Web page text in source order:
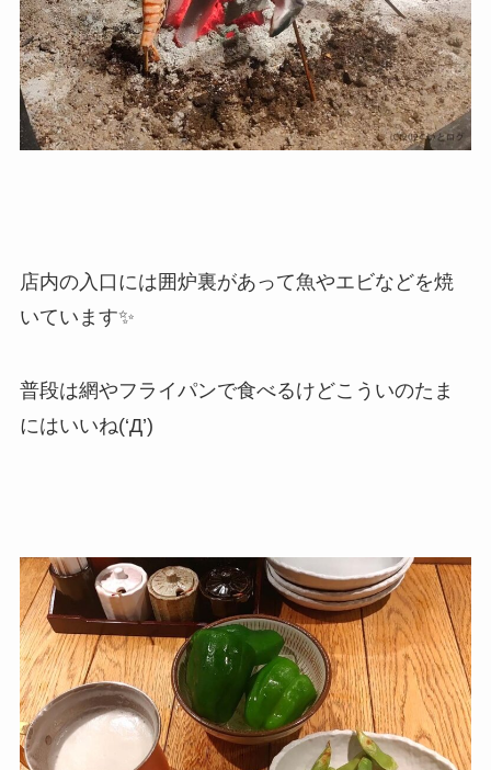
店内の入口には囲炉裏があって魚やエビなどを焼
いています✨
普段は網やフライパンで食べるけどこういのたま
にはいいね(‘Д’)